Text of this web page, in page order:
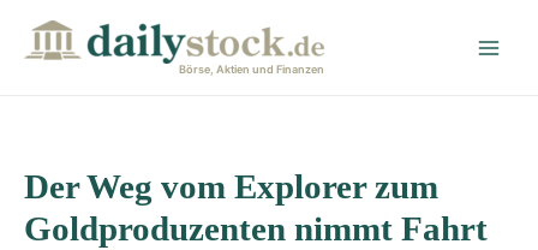
Börse, Aktien und Finanzen
Der Weg vom Explorer zum
Goldproduzenten nimmt Fahrt